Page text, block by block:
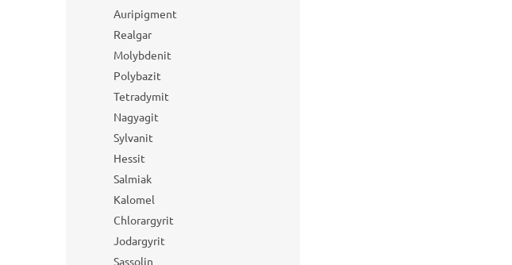
Auripigment
Realgar
Molybdenit
Polybazit
Tetradymit
Nagyagit
Sylvanit
Hessit
Salmiak
Kalomel
Chlorargyrit
Jodargyrit
Sassolin